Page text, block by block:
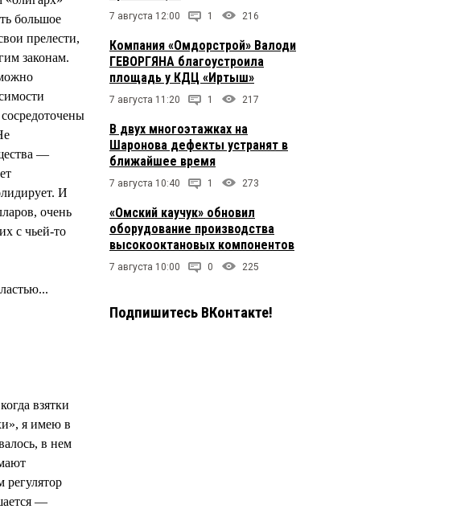
большое
прелести,
законам.
—
И
очень
с чьей-то
взятки
я имею в
в нем
—
7 августа 12:00 1 216
Компания «Омдорстрой» Валоди
ГЕВОРГЯНА благоустроила
площадь у КДЦ «Иртыш»
7 августа 11:20 1 217
В двух многоэтажках на
Шаронова дефекты устранят в
ближайшее время
7 августа 10:40 1 273
«Омский каучук» обновил
оборудование производства
высокооктановых компонентов
7 августа 10:00 0 225
Подпишитесь ВКонтакте!